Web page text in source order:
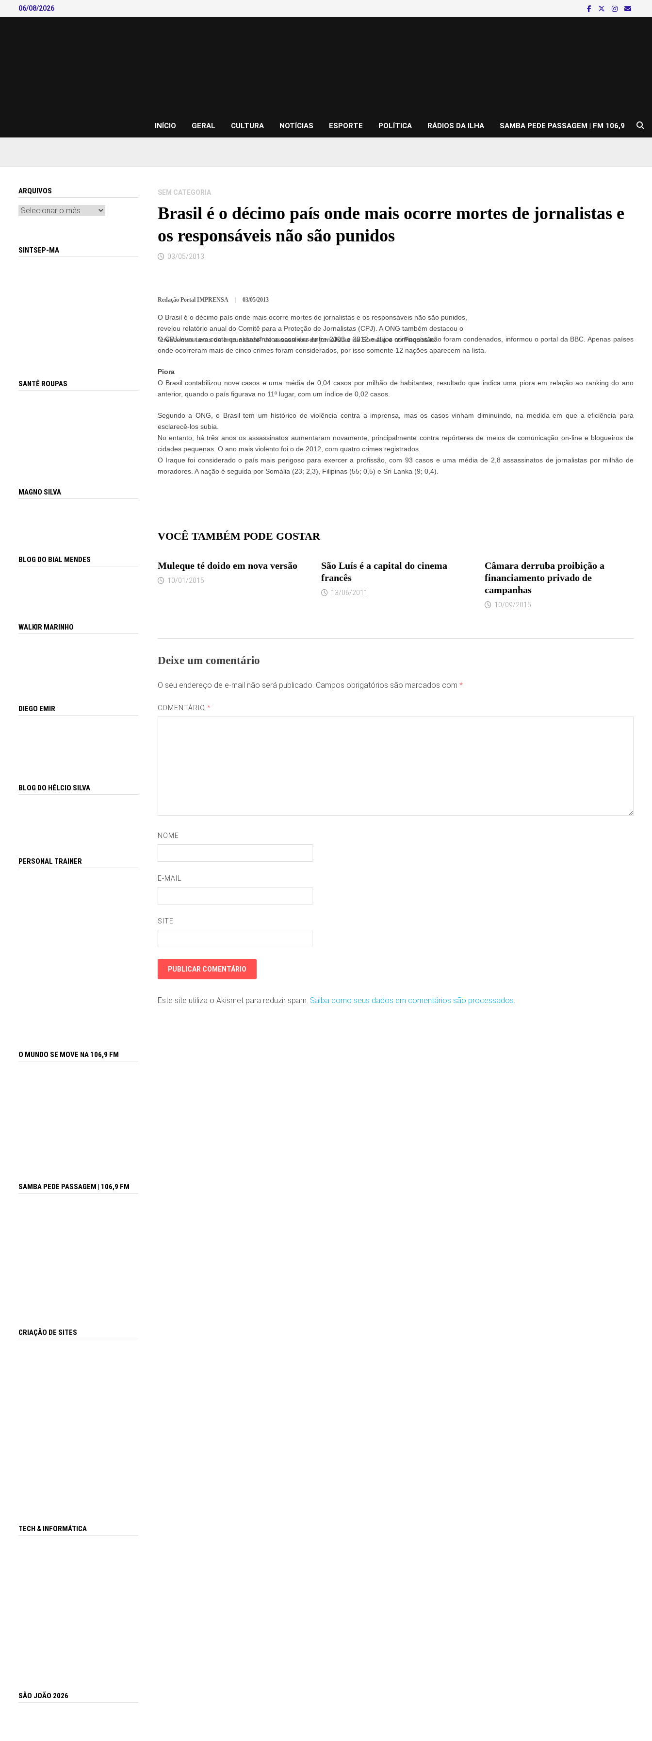
to
06/08/2026
INÍCIO GERAL CULTURA NOTÍCIAS ESPORTE POLÍTICA RÁDIOS DA ILHA SAMBA PEDE PASSAGEM | FM 106,9
SEM CATEGORIA
Brasil é o décimo país onde mais ocorre mortes de jornalistas e
os responsáveis não são punidos
03/05/2013
Redação Portal IMPRENSA 03/05/2013
O Brasil é o décimo país onde mais ocorre mortes de jornalistas e os responsáveis não são punidos,
revelou relatório anual do Comitê para a Proteção de Jornalistas (CPJ). A ONG também destacou o
“crescentes taxas de impunidade” de assassinos de jornalistas na Somália e no Paquistão.
O CPJ levou em conta os assassinatos ocorridos entre 2003 e 2012 e cujos criminosos não foram condenados, informou o portal da BBC. Apenas países
onde ocorreram mais de cinco crimes foram considerados, por isso somente 12 nações aparecem na lista.
Piora
O Brasil contabilizou nove casos e uma média de 0,04 casos por milhão de habitantes, resultado que indica uma piora em relação ao ranking do ano
anterior, quando o país figurava no 11º lugar, com um índice de 0,02 casos.
Segundo a ONG, o Brasil tem um histórico de violência contra a imprensa, mas os casos vinham diminuindo, na medida em que a eficiência para
esclarecê-los subia.
No entanto, há três anos os assassinatos aumentaram novamente, principalmente contra repórteres de meios de comunicação on-line e blogueiros de
cidades pequenas. O ano mais violento foi o de 2012, com quatro crimes registrados.
O Iraque foi considerado o país mais perigoso para exercer a profissão, com 93 casos e uma média de 2,8 assassinatos de jornalistas por milhão de
moradores. A nação é seguida por Somália (23; 2,3), Filipinas (55; 0,5) e Sri Lanka (9; 0,4).
VOCÊ TAMBÉM PODE GOSTAR
Muleque té doido em nova versão
10/01/2015
São Luís é a capital do cinema
francês
13/06/2011
Câmara derruba proibição a
financiamento privado de
campanhas
10/09/2015
Deixe um comentário
O seu endereço de e-mail não será publicado. Campos obrigatórios são marcados com *
COMENTÁRIO*
NOME
E-MAIL
SITE
Este site utiliza o Akismet para reduzir spam. Saiba como seus dados em comentários são processados.
ARQUIVOS
Arquivos
SINTSEP-MA
SANTÊ ROUPAS
MAGNO SILVA
BLOG DO BIAL MENDES
WALKIR MARINHO
DIEGO EMIR
BLOG DO HÉLCIO SILVA
PERSONAL TRAINER
O MUNDO SE MOVE NA 106,9 FM
SAMBA PEDE PASSAGEM | 106,9 FM
CRIAÇÃO DE SITES
TECH & INFORMÁTICA
SÃO JOÃO 2026